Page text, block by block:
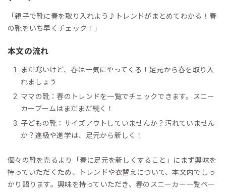
「親子で靴に春を取り入れよう♪トレンドがまとめてわかる！春
の靴をいち早くチェック！」
本文の流れ
まだ寒いけど、春は一気にやってくる！足元から春を取り入
れましょう
ママの靴：春のトレンドを一覧でチェックできます。スニー
カーブームはまだまだ続く！
子どもの靴：サイズアウトしていませんか？汚れていません
か？進級や進学は、足元から新しく！
個々の靴を売るより「春に足元を新しくすること」にまず興味を
持っていただくため、トレンドや衣替えについて、本文内でしっ
かり語ります。興味を持っていただき、春のスニーカー一覧ペー